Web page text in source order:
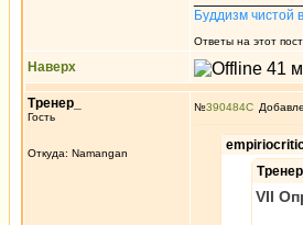
Буддизм чистой
Ответы на этот
Наверх
Тренер_
Гость
Откуда: Namangan
№390484
VII